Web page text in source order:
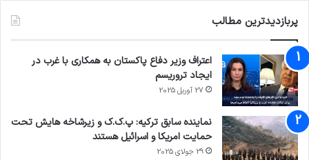
پربازدیدترین مطالب
اعتراف وزیر دفاع پاکستان به همکاری با غرب در
ایجاد تروریسم
27 آوریل 2025
نماینده سابق ترکیه: پ.ک.ک و زیرشاخه هایش تحت
حمایت امریکا و اسرائیل هستند
29 جولای 2025